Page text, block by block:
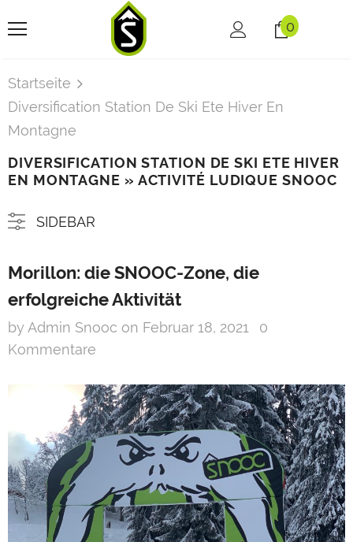
0
Startseite
Diversification Station De Ski Ete Hiver En
Montagne
DIVERSIFICATION STATION DE SKI ETE HIVER
EN MONTAGNE » ACTIVITÉ LUDIQUE SNOOC
SIDEBAR
LEGEN
SNOOC Touring
€649,00
IN DEN EINKAUFSWAGEN LEGEN
Morillon: die SNOOC-Zone, die
erfolgreiche Aktivität
by Admin Snooc on Februar 18, 2021
0
Kommentare